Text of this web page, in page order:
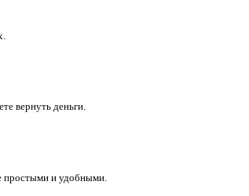
вернуть деньги.
простыми и удобными.